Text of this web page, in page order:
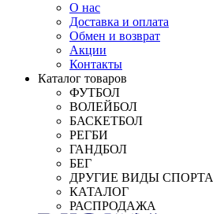
О нас
Доставка и оплата
Обмен и возврат
Акции
Контакты
Каталог товаров
ФУТБОЛ
ВОЛЕЙБОЛ
БАСКЕТБОЛ
РЕГБИ
ГАНДБОЛ
БЕГ
ДРУГИЕ ВИДЫ СПОРТА
КАТАЛОГ
РАСПРОДАЖА